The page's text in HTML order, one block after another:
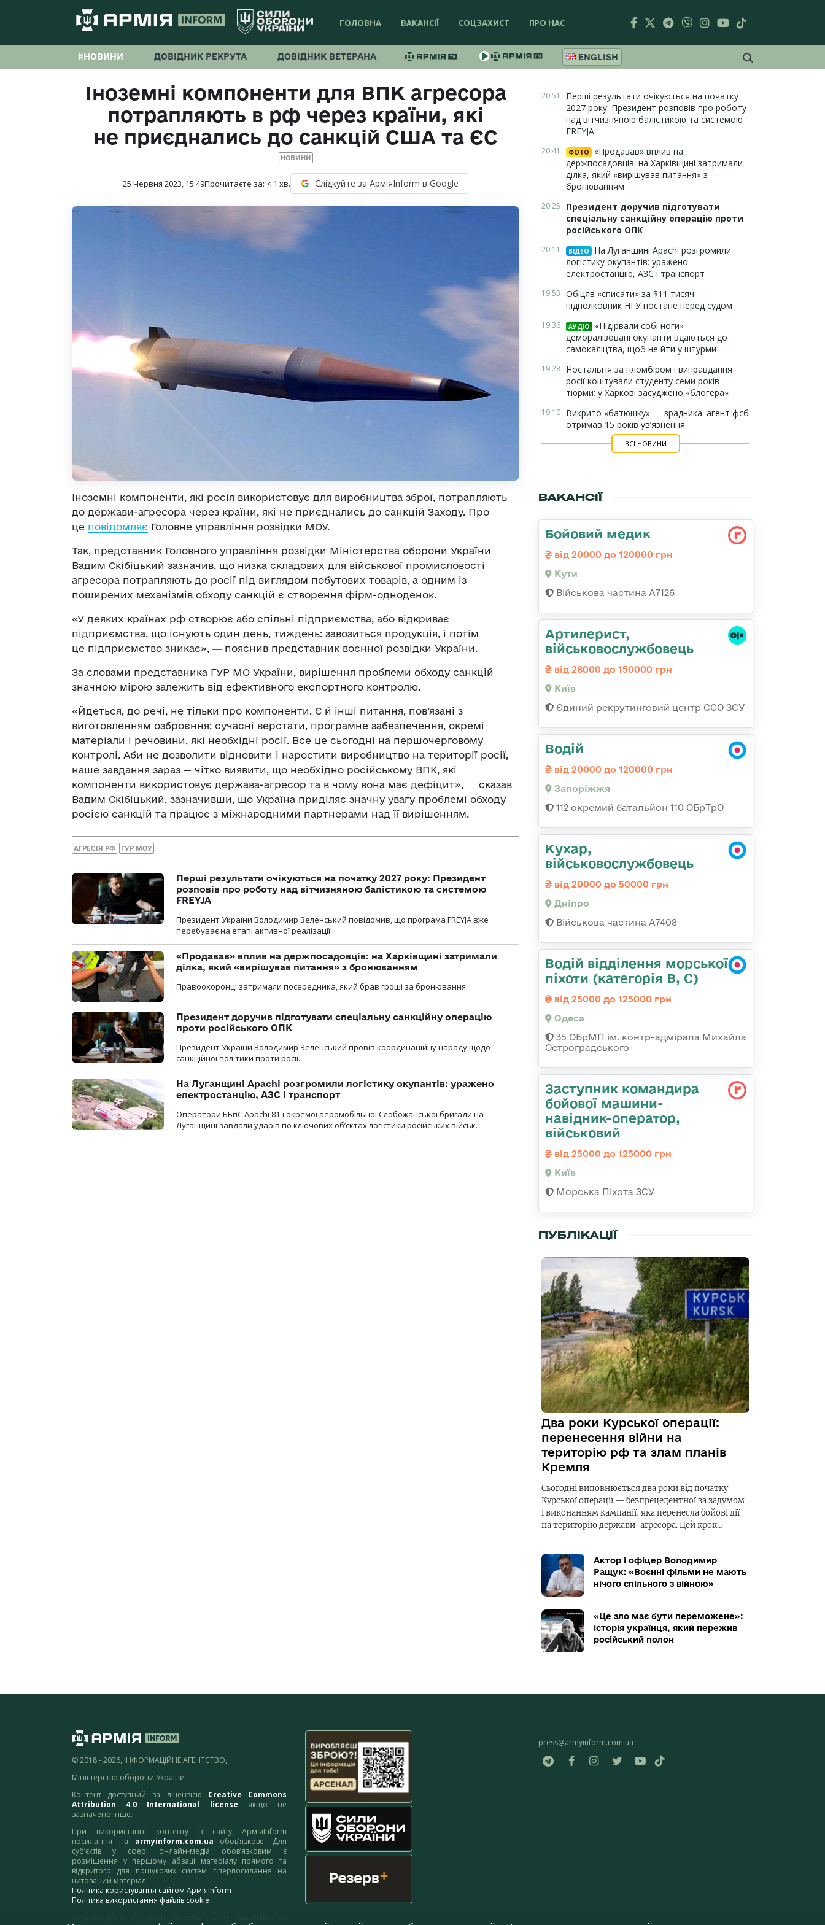
ГОЛОВНА ВАКАНСІЇ СОЦЗАХИСТ ПРО НАС
#НОВИНИ ДОВІДНИК РЕКРУТА ДОВІДНИК ВЕТЕРАНА ENGLISH
Іноземні компоненти для ВПК агресора
потрапляють в рф через країни, які
не приєднались до санкцій США та ЄС
НОВИНИ
25 Червня 2023, 15:49Прочитаєте за: < 1 хв. Слідкуйте за АрміяInform в Google
Іноземні компоненти, які росія використовує для виробництва зброї, потрапляють
до держави-агресора через країни, які не приєднались до санкцій Заходу. Про
це повідомляє Головне управління розвідки МОУ.
Так, представник Головного управління розвідки Міністерства оборони України
Вадим Скібіцький зазначив, що низка складових для військової промисловості
агресора потрапляють до росії під виглядом побутових товарів, а одним із
поширених механізмів обходу санкцій є створення фірм-одноденок.
«У деяких країнах рф створює або спільні підприємства, або відкриває
підприємства, що існують один день, тиждень: завозиться продукція, і потім
це підприємство зникає», ― пояснив представник воєнної розвідки України.
За словами представника ГУР МО України, вирішення проблеми обходу санкцій
значною мірою залежить від ефективного експортного контролю.
«Йдеться, до речі, не тільки про компоненти. Є й інші питання, пов’язані з
виготовленням озброєння: сучасні верстати, програмне забезпечення, окремі
матеріали і речовини, які необхідні росії. Все це сьогодні на першочерговому
контролі. Аби не дозволити відновити і наростити виробництво на території росії,
наше завдання зараз — чітко виявити, що необхідно російському ВПК, які
компоненти використовує держава-агресор та в чому вона має дефіцит», ― сказав
Вадим Скібіцький, зазначивши, що Україна приділяє значну увагу проблемі обходу
росією санкцій та працює з міжнародними партнерами над її вирішенням.
АГРЕСІЯ РФ ГУР МОУ
Перші результати очікуються на початку 2027 року: Президент
розповів про роботу над вітчизняною балістикою та системою
FREYJA
Президент України Володимир Зеленський повідомив, що програма FREYJA вже
перебуває на етапі активної реалізації.
«Продавав» вплив на держпосадовців: на Харківщині затримали
ділка, який «вирішував питання» з бронюванням
Правоохоронці затримали посередника, який брав гроші за бронювання.
Президент доручив підготувати спеціальну санкційну операцію
проти російського ОПК
Президент України Володимир Зеленський провів координаційну нараду щодо
санкційної політики проти росії.
На Луганщині Apachi розгромили логістику окупантів: уражено
електростанцію, АЗС і транспорт
Оператори ББпС Apachi 81-ї окремої аеромобільної Слобожанської бригади на
Луганщині завдали ударів по ключових об’єктах логістики російських військ.
20:51
Перші результати очікуються на початку
2027 року: Президент розповів про роботу
над вітчизняною балістикою та системою
FREYJA
20:41 ФОТО
«Продавав» вплив на
держпосадовців: на Харківщині затримали
ділка, який «вирішував питання» з
бронюванням
20:25
Президент доручив підготувати
спеціальну санкційну операцію проти
російського ОПК
20:11 ВІДЕО
На Луганщині Apachi розгромили
логістику окупантів: уражено
електростанцію, АЗС і транспорт
19:53 Обіцяв «списати» за $11 тисяч:
підполковник НГУ постане перед судом
19:36 АУДІО
«Підірвали собі ноги» —
деморалізовані окупанти вдаються до
самокаліцтва, щоб не йти у штурми
19:28 Ностальгія за пломбіром і виправдання
росії коштували студенту семи років
тюрми: у Харкові засуджено «блогера»
19:10 Викрито «батюшку» — зрадника: агент фсб
отримав 15 років ув’язнення
ВСІ НОВИНИ
ВАКАНСІЇ
Бойовий медик
від 20000 до 120000 грн
Кути
Військова частина А7126
Артилерист,
військовослужбовець
від 28000 до 150000 грн
Київ
Єдиний рекрутинговий центр ССО ЗСУ
Водій
від 20000 до 120000 грн
Запоріжжя
112 окремий батальйон 110 ОБрТрО
Кухар,
військовослужбовець
від 20000 до 50000 грн
Дніпро
Військова частина А7408
Водій відділення морської
піхоти (категорія B, C)
від 25000 до 125000 грн
Одеса
35 ОБрМП ім. контр-адмірала Михайла
Остроградського
Заступник командиpа
бойової машини-
навідник-оператор,
військовий
від 25000 до 125000 грн
Київ
Морська Піхота ЗСУ
ПУБЛІКАЦІЇ
Два роки Курської операції:
перенесення війни на
територію рф та злам планів
Кремля
Сьогодні виповнюється два роки від початку
Курської операції — безпрецедентної за задумом
і виконанням кампанії, яка перенесла бойові дії
на територію держави-агресора. Цей крок…
Актор і офіцер Володимир
Ращук: «Воєнні фільми не мають
нічого спільного з війною»
«Це зло має бути переможене»:
історія українця, який пережив
російський полон
© 2018 - 2026, ІНФОРМАЦІЙНЕ АГЕНТСТВО,
Міністерство оборони України
Контент доступний за ліцензією Creative Commons
Attribution 4.0 International license якщо не
зазначено інше.
При використанні контенту з сайту АрміяInform
посилання на armyinform.com.ua обов’язкове. Для
суб’єктів у сфері онлайн-медіа обов’язковим є
розміщення у першому абзаці матеріалу прямого та
відкритого для пошукових систем гіперпосилання на
цитований матеріал.
Політика користування сайтом АрміяInform
Політика використання файлів cookie
press@armyinform.com.ua